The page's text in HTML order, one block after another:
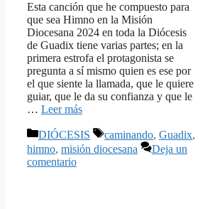
Esta canción que he compuesto para
que sea Himno en la Misión
Diocesana 2024 en toda la Diócesis
de Guadix tiene varias partes; en la
primera estrofa el protagonista se
pregunta a sí mismo quien es ese por
el que siente la llamada, que le quiere
guiar, que le da su confianza y que le
… Leer más
Categorías
DIÓCESIS Etiquetas
caminando, Guadix,
himno, misión diocesana
Deja un
comentario